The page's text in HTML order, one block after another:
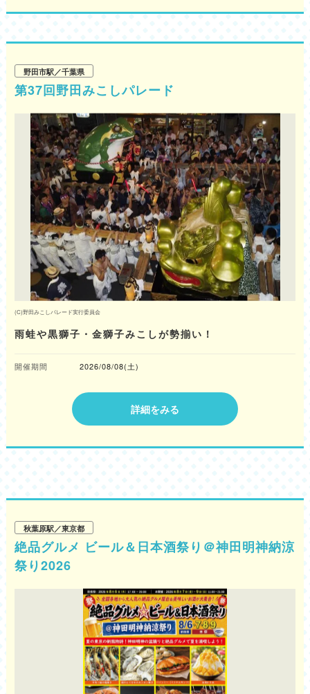
野田市駅／千葉県
第37回野田みこしパレード
(C)野田みこしパレード実行委員会
雨蛙や黒獅子・金獅子みこしが勢揃い！
開催期間 2026/08/08(土)
詳細をみる
秋葉原駅／東京都
絶品グルメ ビール＆日本酒祭り＠神田明神納涼
祭り2026